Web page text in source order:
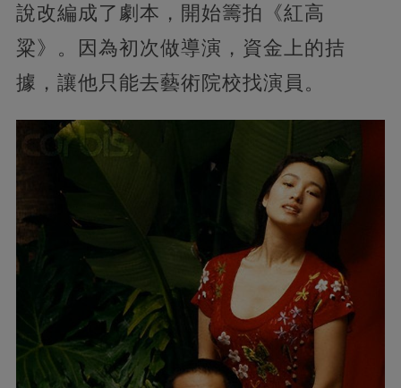
說改編成了劇本，開始籌拍《紅高
粱》。因為初次做導演，資金上的拮
據，讓他只能去藝術院校找演員。